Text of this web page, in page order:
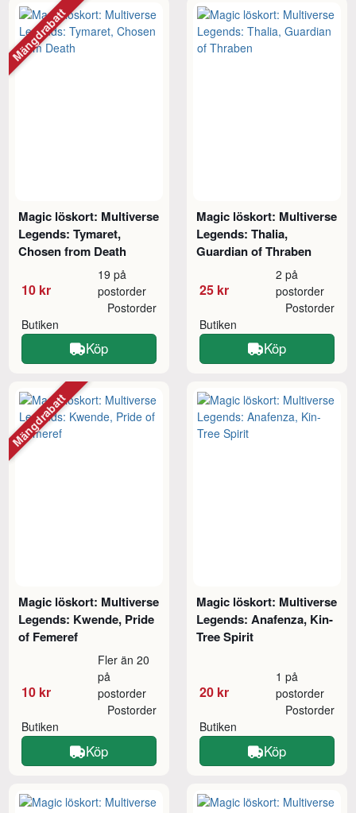
Magic löskort: Multiverse
Legends: Tymaret,
Chosen from Death
10 kr
19 på
postorder
Butiken
Postorder
Köp
Mängdrabatt
Magic löskort: Multiverse
Legends: Thalia,
Guardian of Thraben
25 kr
2 på
postorder
Butiken
Postorder
Köp
Magic löskort: Multiverse
Legends: Kwende, Pride
of Femeref
10 kr
Fler än 20
på
postorder
Butiken
Postorder
Köp
Mängdrabatt
Magic löskort: Multiverse
Legends: Anafenza, Kin-
Tree Spirit
20 kr
1 på
postorder
Butiken
Postorder
Köp